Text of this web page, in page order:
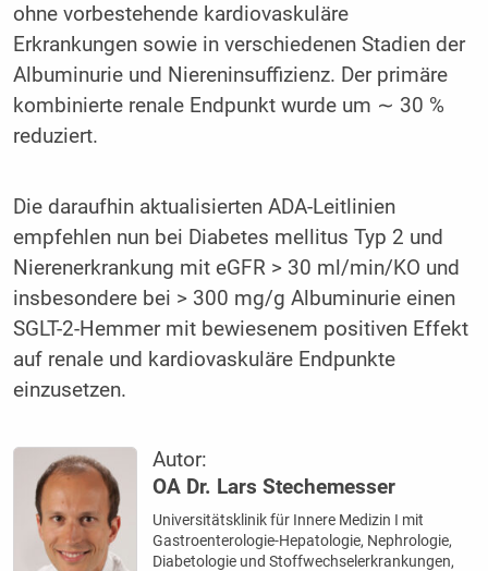
ohne vorbestehende kardiovaskuläre
Erkrankungen sowie in verschiedenen Stadien der
Albuminurie und Niereninsuffizienz. Der primäre
kombinierte renale Endpunkt wurde um ∼ 30 %
reduziert.
Die daraufhin aktualisierten ADA-Leitlinien
empfehlen nun bei Diabetes mellitus Typ 2 und
Nierenerkrankung mit eGFR > 30 ml/min/KO und
insbesondere bei > 300 mg/g Albuminurie einen
SGLT-2-Hemmer mit bewiesenem positiven Effekt
auf renale und kardiovaskuläre Endpunkte
einzusetzen.
Autor:
OA Dr. Lars Stechemesser
Universitätsklinik für Innere Medizin I mit
Gastroenterologie-Hepatologie, Nephrologie,
Diabetologie und Stoffwechselerkrankungen,